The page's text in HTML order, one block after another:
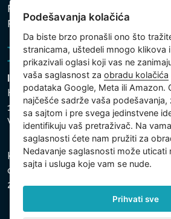
Politika zaštite ličnih i drugih
Politika kolačića
Intex Trading, s.r.o.
Hradecká 2526/3
130 00 Praha 3
Vinohrady - Česká republika
Kompanija je registrovana u
odeljak C, uložak 74759,
26150808, Poreski identifikacioni
Podešavanja kolačića
Da biste brzo pronašli ono što
stranicama, uštedeli mnogo klikova
prikazivali oglasi koji vas ne
vaša saglasnost zaobradu kolačića
podataka Google, Meta ili Amazon.
najčešće sadrže vaša podešavanja,
sa sajtom i pre svega jedinstvene
identifikuju vaš pretraživač. Na
saglasnosti ćete nam pružiti za
Nedavanje saglasnosti može uticati
sajta i usluga koje vam se nude.
Prihvati sve